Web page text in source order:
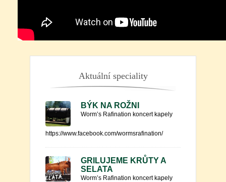
Aktuální speciality
BÝK NA ROŽNI
Worm’s Rafination koncert kapely
https://www.facebook.com/wormsrafination/
GRILUJEME KRŮTY A
SELATA
Worm’s Rafination koncert kapely